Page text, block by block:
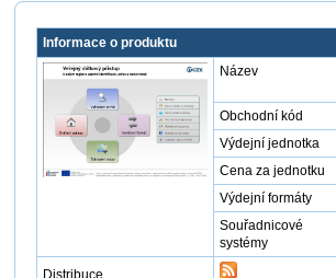
Informace o produktu
Název
Obchodní kód
Výdejní jednotka
Cena za jednotku
Výdejní formáty
Souřadnicové
systémy
Distribuce